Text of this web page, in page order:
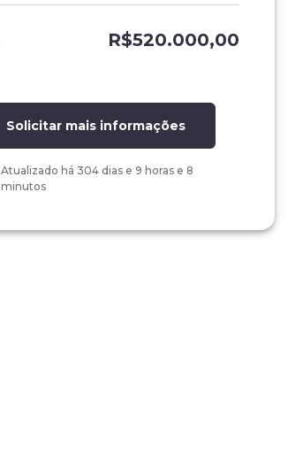
R$520.000,00
Solicitar mais informações
Atualizado há 304 dias e 9 horas e 8
minutos